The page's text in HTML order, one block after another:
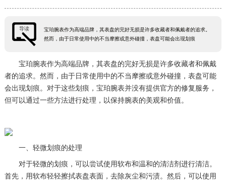
导读
宝珀腕表作为高端品牌，其表盘的完好无损是许多收藏者和佩戴者的追求。
然而，由于日常使用中的不当摩擦或意外碰撞，表盘可能会出现划痕
宝珀腕表作为高端品牌，其表盘的完好无损是许多收藏者和佩戴
者的追求。然而，由于日常使用中的不当摩擦或意外碰撞，表盘可能
会出现划痕。对于这些划痕，宝珀腕表并没有提供官方的修复服务，
但可以通过一些方法进行处理，以保持腕表的美观和价值。
一、轻微划痕的处理
对于轻微的划痕，可以尝试使用软布和温和的清洁剂进行清洁。
首先，用软布轻轻擦拭表盘表面，去除灰尘和污渍。然后，可以使用